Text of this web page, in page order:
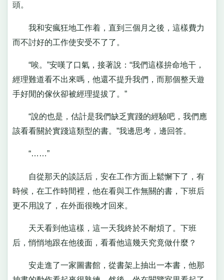
頭。
我和安瘋狂地工作着，直到三個月之後，這樣費力
而不討好的工作使安受不了了。
“唉。”安嘆了口氣，接著說：“我們這樣拚命地干，
經理難道看不出來嗎，他還不提升我們，而那個整天遊
手好閒的傢伙卻被經理提拔了。”
“說的也是，估計是我們缺乏實踐的經驗吧，我們應
該看看關於實踐這類型的書。”我邊思考，邊回答。
“……”
自從那天的談話后，安在工作方面上鬆懈下了，有
時候，在工作時間裡，他在看與工作無關的書，下班后
更不用說了，在外面很晚才回來。
天天看到他這樣，這一天我終於不耐煩了。下班
后，悄悄地跟在他後面，看看他這幾天究竟做什麼？
安走進了一家圖書館，從書架上抽出一本書，他那